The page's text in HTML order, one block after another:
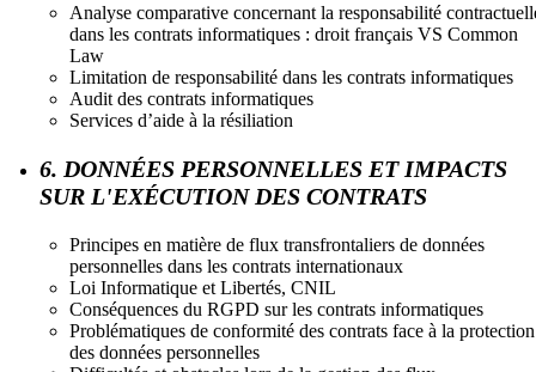
Analyse comparative concernant la responsabilité
dans les contrats informatiques : droit français VS Common
Law
Limitation de responsabilité dans les contrats informatiques
Audit des contrats informatiques
Services d’aide à la résiliation
6. DONNÉES PERSONNELLES ET IMPACTS
SUR L'EXÉCUTION DES CONTRATS
Principes en matière de flux transfrontaliers de données
personnelles dans les contrats internationaux
Loi Informatique et Libertés, CNIL
Conséquences du RGPD sur les contrats informatiques
Problématiques de conformité des contrats face à la protection
des données personnelles